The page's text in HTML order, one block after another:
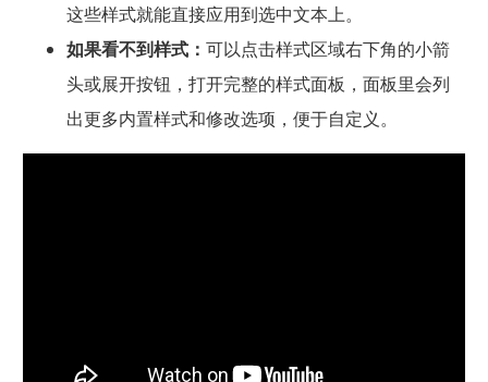
这些样式就能直接应用到选中文本上。
如果看不到样式： 可以点击样式区域右下角的小箭
头或展开按钮，打开完整的样式面板，面板里会列
出更多内置样式和修改选项，便于自定义。